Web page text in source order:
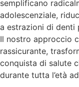
semplificano
adolescenziale,
a estrazioni di denti
Il nostro approccio
rassicurante,
conquista di salute
durante tutta l’età